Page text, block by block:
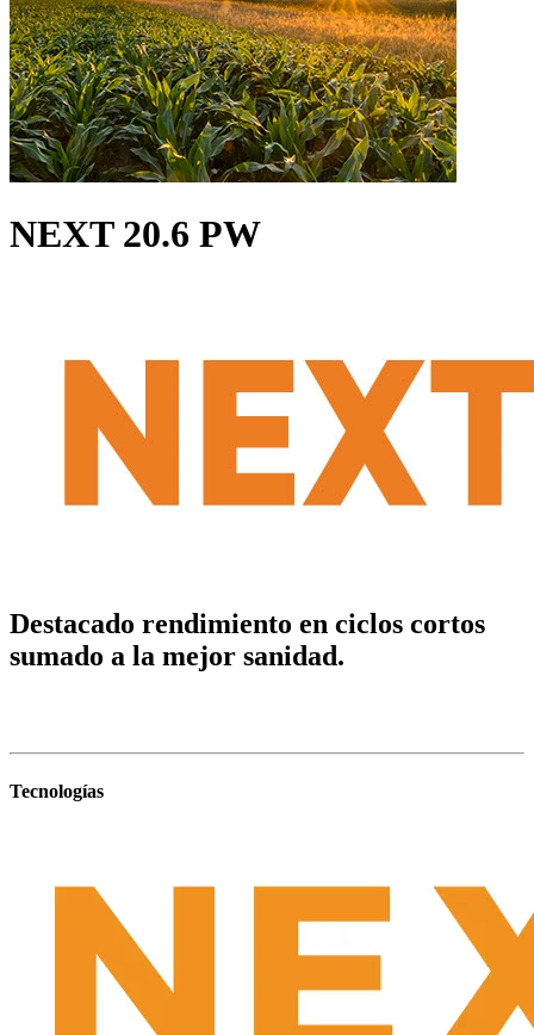
NEXT 20.6 PW
Destacado rendimiento en ciclos cortos
sumado a la mejor sanidad.
Tecnologías